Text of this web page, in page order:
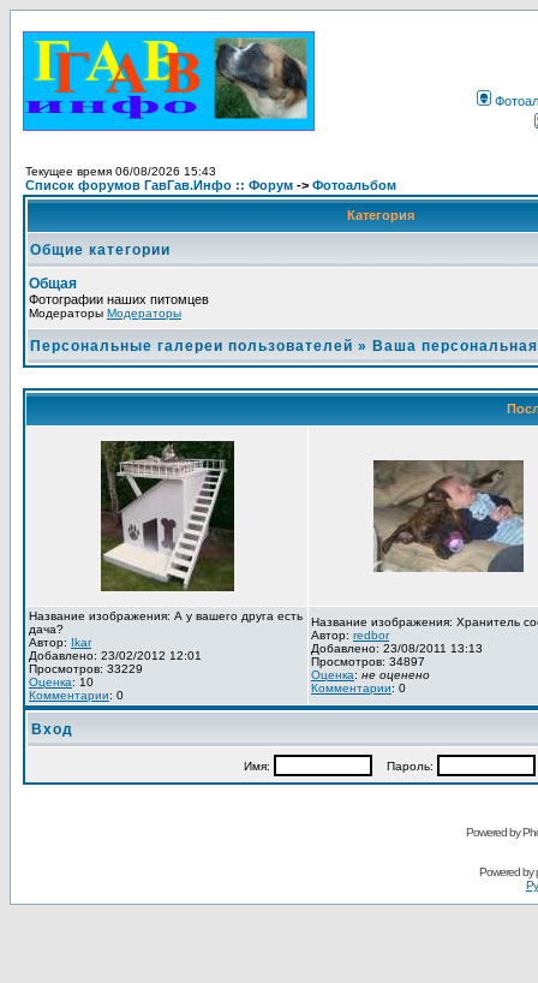
Текущее время 06/08/2026 15:43
Список форумов ГавГав.Инфо :: Форум -> Фотоальбом
Категория
Общие категории
Общая
Фотографии наших питомцев
Модераторы Модераторы
Персональные галереи пользователей » Ваша
Название изображения: А у вашего друга есть
дача?
Автор: Ikar
Добавлено: 23/02/2012 12:01
Просмотров: 33229
Оценка: 10
Комментарии: 0
Название изображения: Хранитель
Автор: redbor
Добавлено: 23/08/2011 13:13
Просмотров: 34897
Оценка: не оценено
Комментарии: 0
Вход
Имя: Пароль:
Powered by
Powered by